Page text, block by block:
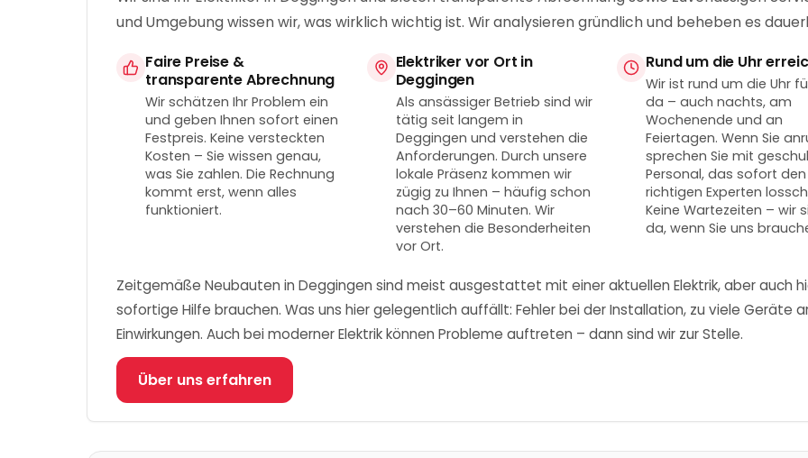
und Umgebung wissen wir, was wirklich wichtig ist. Wir analysieren gründlich und beheben es
Faire Preise &
transparente Abrechnung
Wir schätzen Ihr Problem ein
und geben Ihnen sofort einen
Festpreis. Keine versteckten
Kosten – Sie wissen genau,
was Sie zahlen. Die Rechnung
kommt erst, wenn alles
funktioniert.
Elektriker vor Ort in
Deggingen
Als ansässiger Betrieb sind wir
tätig seit langem in
Deggingen und verstehen die
Anforderungen. Durch unsere
lokale Präsenz kommen wir
zügig zu Ihnen – häufig schon
nach 30–60 Minuten. Wir
verstehen die Besonderheiten
vor Ort.
Rund um die Uhr
Wir ist rund um die Uhr
da – auch nachts, am
Wochenende und an
Feiertagen. Wenn Sie
sprechen Sie mit
Personal, das sofort den
richtigen Experten
Keine Wartezeiten – wir
da, wenn Sie uns
Zeitgemäße Neubauten in Deggingen sind meist ausgestattet mit einer aktuellen Elektrik, aber auch
sofortige Hilfe brauchen. Was uns hier gelegentlich auffällt: Fehler bei der Installation, zu viele Geräte
Einwirkungen. Auch bei moderner Elektrik können Probleme auftreten – dann sind wir zur Stelle.
Über uns erfahren